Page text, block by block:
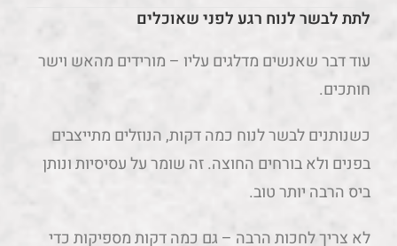
לתת לבשר לנוח רגע לפני שאוכלים
עוד דבר שאנשים מדלגים עליו – מורידים מהאש וישר
חותכים.
כשנותנים לבשר לנוח כמה דקות, הנוזלים מתייצבים
בפנים ולא בורחים החוצה. זה שומר על עסיסיות ונותן
ביס הרבה יותר טוב.
לא צריך לחכות הרבה – גם כמה דקות מספיקות כדי